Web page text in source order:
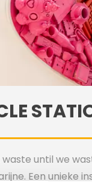
waste until we
Een unieke